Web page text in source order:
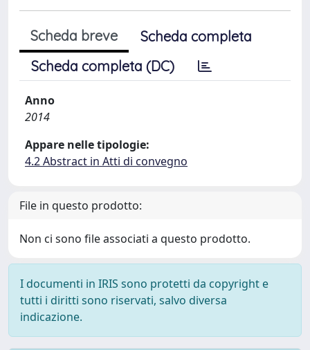
Scheda breve
Scheda completa
Scheda completa (DC)
Anno
2014
Appare nelle tipologie:
4.2 Abstract in Atti di convegno
File in questo prodotto:
Non ci sono file associati a questo prodotto.
I documenti in IRIS sono protetti da copyright e
tutti i diritti sono riservati, salvo diversa
indicazione.